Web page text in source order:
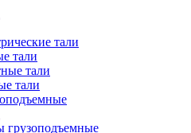
тали
тали
тали
тали
грузоподъемные